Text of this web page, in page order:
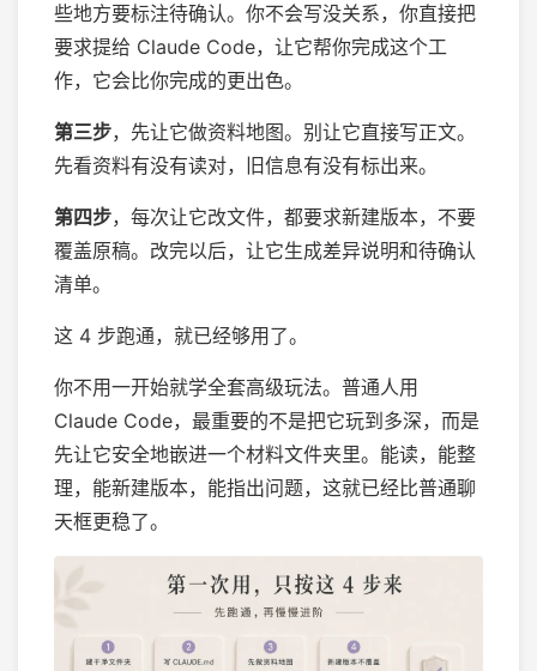
些地方要标注待确认。你不会写没关系，你直接把
要求提给 Claude Code，让它帮你完成这个工
作，它会比你完成的更出色。
第三步，先让它做资料地图。别让它直接写正文。
先看资料有没有读对，旧信息有没有标出来。
第四步，每次让它改文件，都要求新建版本，不要
覆盖原稿。改完以后，让它生成差异说明和待确认
清单。
这 4 步跑通，就已经够用了。
你不用一开始就学全套高级玩法。普通人用
Claude Code，最重要的不是把它玩到多深，而是
先让它安全地嵌进一个材料文件夹里。能读，能整
理，能新建版本，能指出问题，这就已经比普通聊
天框更稳了。